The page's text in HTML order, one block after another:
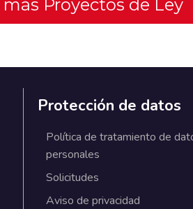
Proyectos de Ley
Protección de datos
Política de tratamiento de
personales
Solicitudes
Aviso de privacidad